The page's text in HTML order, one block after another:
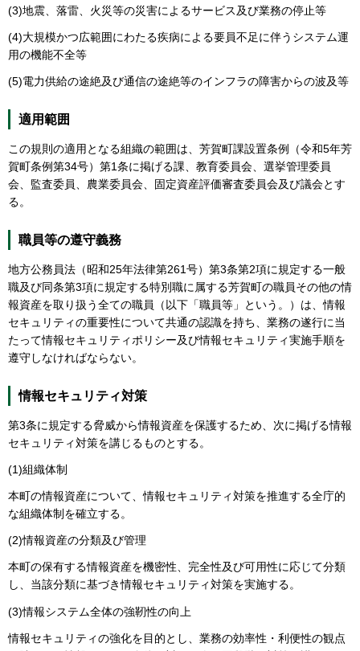
(3)地震、落雷、火災等の災害によるサービス及び業務の停止等
(4)大規模かつ広範囲にわたる疾病による要員不足に伴うシステム運
用の機能不全等
(5)電力供給の途絶及び通信の途絶等のインフラの障害からの波及等
適用範囲
この規則の適用となる組織の範囲は、芳賀町課設置条例（令和5年芳
賀町条例第34号）第1条に掲げる課、教育委員会、選挙管理委員
会、監査委員、農業委員会、固定資産評価審査委員会及び議会とす
る。
職員等の遵守義務
地方公務員法（昭和25年法律第261号）第3条第2項に規定する一般
職及び同条第3項に規定する特別職に属する芳賀町の職員その他の情
報資産を取り扱う全ての職員（以下「職員等」という。）は、情報
セキュリティの重要性について共通の認識を持ち、業務の遂行に当
たって情報セキュリティポリシー及び情報セキュリティ実施手順を
遵守しなければならない。
情報セキュリティ対策
第3条に規定する脅威から情報資産を保護するため、次に掲げる情報
セキュリティ対策を講じるものとする。
(1)組織体制
本町の情報資産について、情報セキュリティ対策を推進する全庁的
な組織体制を確立する。
(2)情報資産の分類及び管理
本町の保有する情報資産を機密性、完全性及び可用性に応じて分類
し、当該分類に基づき情報セキュリティ対策を実施する。
(3)情報システム全体の強靭性の向上
情報セキュリティの強化を目的とし、業務の効率性・利便性の観点